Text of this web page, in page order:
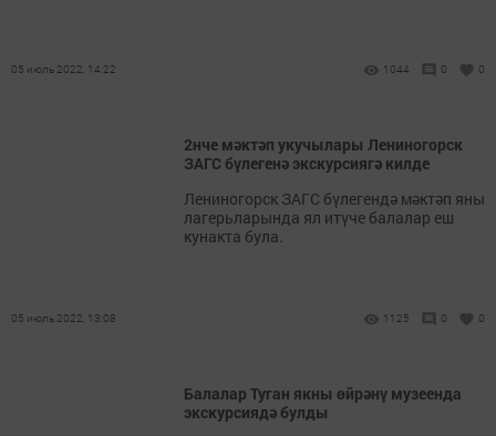
05 июль 2022, 14:22 1044 0 0
2нче мәктәп укучылары Лениногорск
ЗАГС бүлегенә экскурсиягә килде
Лениногорск ЗАГС бүлегендә мәктәп яны
лагерьларында ял итүче балалар еш
кунакта була.
05 июль 2022, 13:08 1125 0 0
Балалар Туган якны өйрәнү музеенда
экскурсиядә булды